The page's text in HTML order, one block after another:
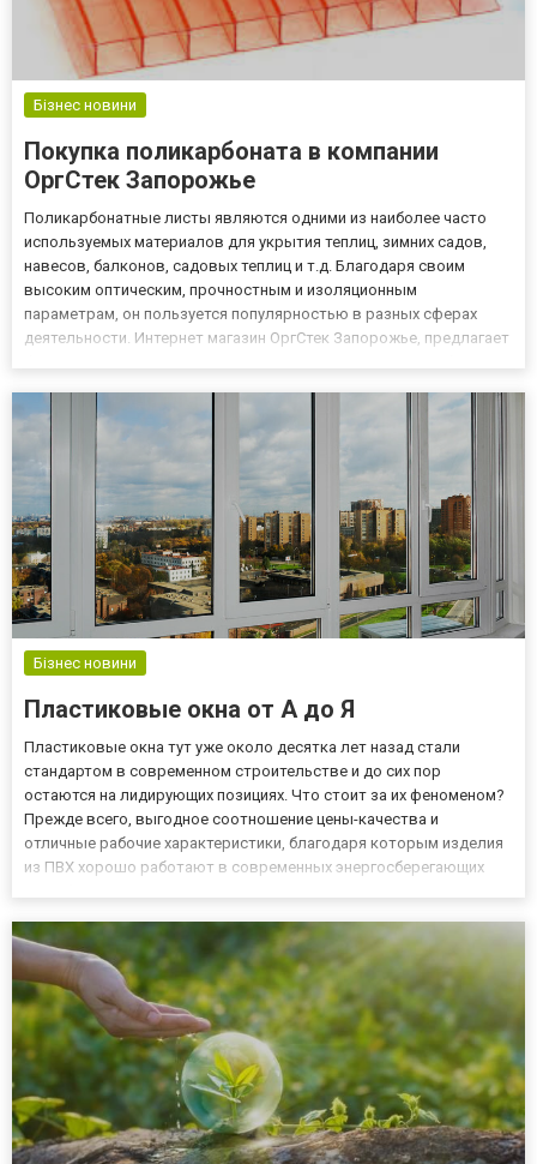
Бізнес новини
Покупка поликарбоната в компании
ОргСтек Запорожье
Поликарбонатные листы являются одними из наиболее часто
используемых материалов для укрытия теплиц, зимних садов,
навесов, балконов, садовых теплиц и т.д. Благодаря своим
высоким оптическим, прочностным и изоляционным
параметрам, он пользуется популярностью в разных сферах
деятельности. Интернет магазин ОргСтек Запорожье, предлагает
состо...
Бізнес новини
Пластиковые окна от А до Я
Пластиковые окна тут уже около десятка лет назад стали
стандартом в современном строительстве и до сих пор
остаются на лидирующих позициях. Что стоит за их феноменом?
Прежде всего, выгодное соотношение цены-качества и
отличные рабочие характеристики, благодаря которым изделия
из ПВХ хорошо работают в современных энергосберегающих
нагрева...